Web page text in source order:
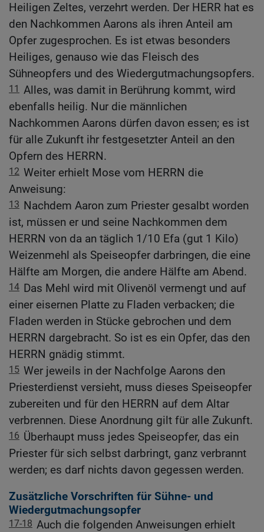
Heiligen Zeltes, verzehrt werden. Der HERR hat es
den Nachkommen Aarons als ihren Anteil am
Opfer zugesprochen. Es ist etwas besonders
Heiliges, genauso wie das Fleisch des
Sühneopfers und des Wiedergutmachungsopfers.
11 Alles, was damit in Berührung kommt, wird
ebenfalls heilig. Nur die männlichen
Nachkommen Aarons dürfen davon essen; es ist
für alle Zukunft ihr festgesetzter Anteil an den
Opfern des HERRN.
12 Weiter erhielt Mose vom HERRN die
Anweisung:
13 Nachdem Aaron zum Priester gesalbt worden
ist, müssen er und seine Nachkommen dem
HERRN von da an täglich 1/10 Efa (gut 1 Kilo)
Weizenmehl als Speiseopfer darbringen, die eine
Hälfte am Morgen, die andere Hälfte am Abend.
14 Das Mehl wird mit Olivenöl vermengt und auf
einer eisernen Platte zu Fladen verbacken; die
Fladen werden in Stücke gebrochen und dem
HERRN dargebracht. So ist es ein Opfer, das den
HERRN gnädig stimmt.
15 Wer jeweils in der Nachfolge Aarons den
Priesterdienst versieht, muss dieses Speiseopfer
zubereiten und für den HERRN auf dem Altar
verbrennen. Diese Anordnung gilt für alle Zukunft.
16 Überhaupt muss jedes Speiseopfer, das ein
Priester für sich selbst darbringt, ganz verbrannt
werden; es darf nichts davon gegessen werden.
Zusätzliche Vorschriften für Sühne- und
Wiedergutmachungsopfer
17-18 Auch die folgenden Anweisungen erhielt